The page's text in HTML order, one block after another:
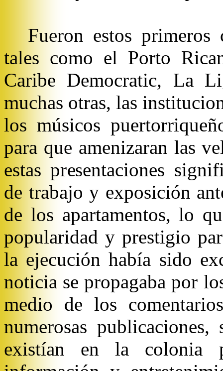
Fueron estos primeros
tales como el Porto
Caribe Democratic, La
muchas otras, las
los músicos
para que amenizaran las
estas presentaciones
de trabajo y exposición
de los apartamentos, lo
popularidad y prestigio
la ejecución había sido
noticia se propagaba por
medio de los
numerosas
existían en la colonia